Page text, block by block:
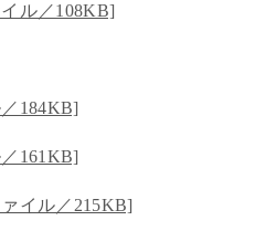
ル／108KB]
184KB]
161KB]
イル／215KB]